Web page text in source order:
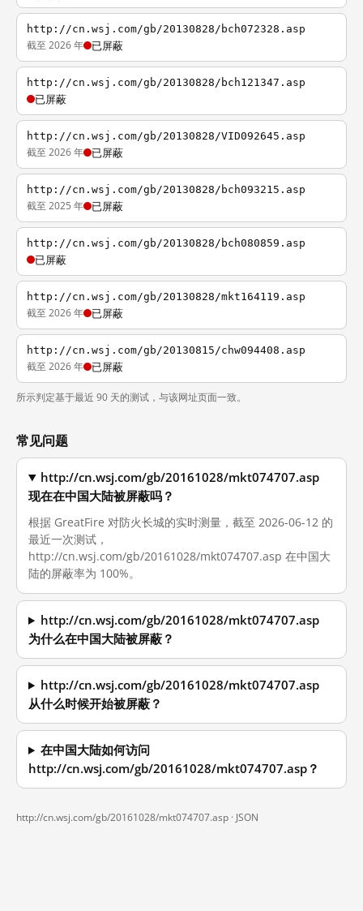
http://cn.wsj.com/gb/20130828/bch072328.asp
截至 2026 年 已屏蔽
http://cn.wsj.com/gb/20130828/bch121347.asp
已屏蔽
http://cn.wsj.com/gb/20130828/VID092645.asp
截至 2026 年 已屏蔽
http://cn.wsj.com/gb/20130828/bch093215.asp
截至 2025 年 已屏蔽
http://cn.wsj.com/gb/20130828/bch080859.asp
已屏蔽
http://cn.wsj.com/gb/20130828/mkt164119.asp
截至 2026 年 已屏蔽
http://cn.wsj.com/gb/20130815/chw094408.asp
截至 2026 年 已屏蔽
所示判定基于最近 90 天的测试，与该网址页面一致。
常见问题
http://cn.wsj.com/gb/20161028/mkt074707.asp
现在在中国大陆被屏蔽吗？
根据 GreatFire 对防火长城的实时测量，截至 2026-06-12 的
最近一次测试，
http://cn.wsj.com/gb/20161028/mkt074707.asp 在中国大
陆的屏蔽率为 100%。
http://cn.wsj.com/gb/20161028/mkt074707.asp
为什么在中国大陆被屏蔽？
http://cn.wsj.com/gb/20161028/mkt074707.asp
从什么时候开始被屏蔽？
在中国大陆如何访问
http://cn.wsj.com/gb/20161028/mkt074707.asp？
http://cn.wsj.com/gb/20161028/mkt074707.asp · JSON